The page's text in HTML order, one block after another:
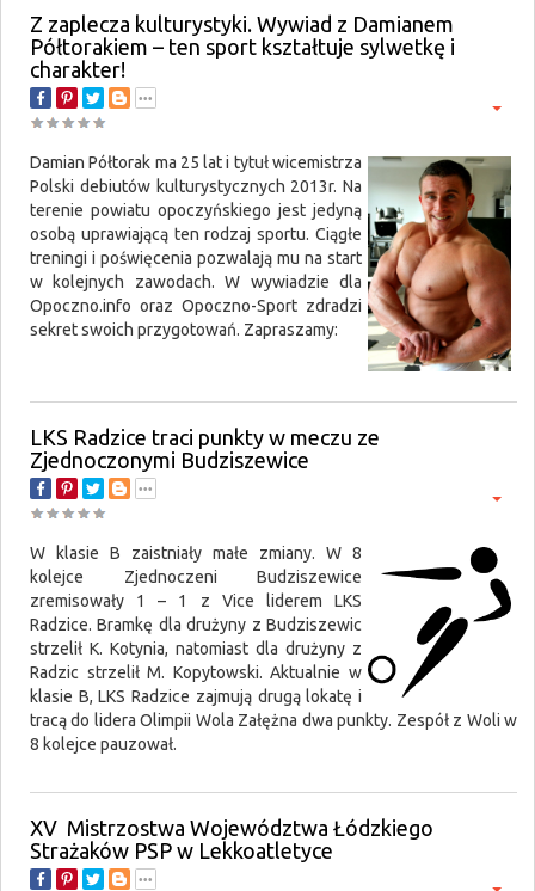
Z zaplecza kulturystyki. Wywiad z Damianem
Półtorakiem – ten sport kształtuje sylwetkę i
charakter!
Damian Półtorak ma 25 lat i tytuł wicemistrza
Polski debiutów kulturystycznych 2013r. Na
terenie powiatu opoczyńskiego jest jedyną
osobą uprawiającą ten rodzaj sportu. Ciągłe
treningi i poświęcenia pozwalają mu na start
w kolejnych zawodach. W wywiadzie dla
Opoczno.info oraz Opoczno-Sport zdradzi
sekret swoich przygotowań. Zapraszamy:
LKS Radzice traci punkty w meczu ze
Zjednoczonymi Budziszewice
W klasie B zaistniały małe zmiany. W 8
kolejce Zjednoczeni Budziszewice
zremisowały 1 – 1 z Vice liderem LKS
Radzice. Bramkę dla drużyny z Budziszewic
strzelił K. Kotynia, natomiast dla drużyny z
Radzic strzelił M. Kopytowski. Aktualnie w
klasie B, LKS Radzice zajmują drugą lokatę i
tracą do lidera Olimpii Wola Załężna dwa punkty. Zespół z Woli w
8 kolejce pauzował.
XV Mistrzostwa Województwa Łódzkiego
Strażaków PSP w Lekkoatletyce